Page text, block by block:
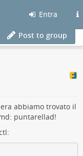
Entra
Post to group
abbiamo trovato il
puntarellad!